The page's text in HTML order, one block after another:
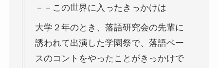
－－この世界に入ったきっかけは
大学２年のとき、落語研究会の先輩に
誘われて出演した学園祭で、落語ベー
スのコントをやったことがきっかけで